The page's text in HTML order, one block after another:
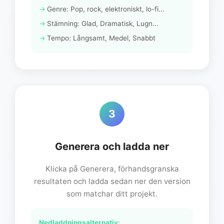
Genre: Pop, rock, elektroniskt, lo-fi...
Stämning: Glad, Dramatisk, Lugn...
Tempo: Långsamt, Medel, Snabbt
3
Generera och ladda ner
Klicka på Generera, förhandsgranska
resultaten och ladda sedan ner den version
som matchar ditt projekt.
Nedladdningsalternativ: